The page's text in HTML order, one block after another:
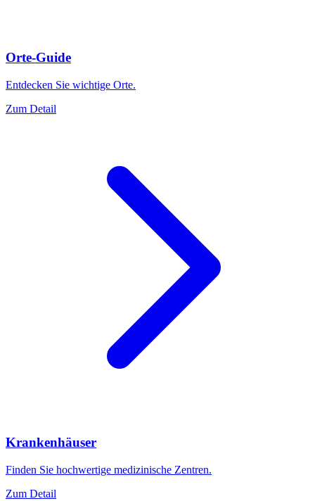
Orte-Guide
Entdecken Sie wichtige Orte.
Zum Detail
Krankenhäuser
Finden Sie hochwertige medizinische Zentren.
Zum Detail